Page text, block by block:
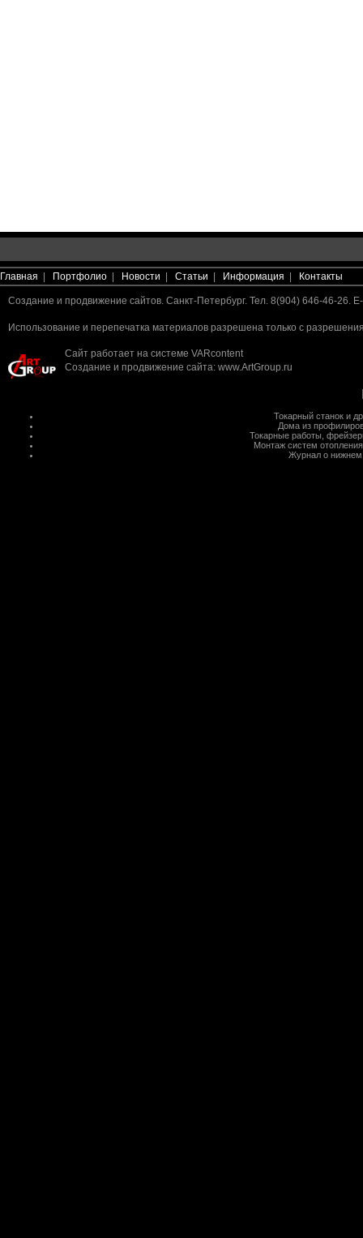
Главная Портфолио Новости Статьи Информация Контакты
Создание и продвижение сайтов. Санкт-Петербург. Тел. 8(904) 646-46-26.
Использование и перепечатка материалов разрешена только с
Сайт работает на системе VARcontent
Создание и продвижение сайта: www.ArtGroup.ru
Токарный станок и
Дома из
Токарные работы
Монтаж систем отопления
Журнал о нижнем